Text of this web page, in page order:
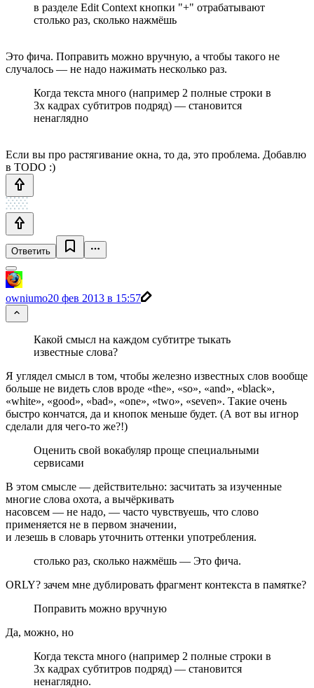
в разделе Edit Context кнопки "+" отрабатывают
столько раз, сколько нажмёшь
Это фича. Поправить можно вручную, а чтобы такого не
случалось — не надо нажимать несколько раз.
Когда текста много (например 2 полные строки в
3х кадрах субтитров подряд) — становится
ненаглядно
Если вы про растягивание окна, то да, это проблема. Добавлю
в TODO :)
Ответить
owniumo20 фев 2013 в 15:57
Какой смысл на каждом субтитре тыкать
известные слова?
Я углядел смысл в том, чтобы железно известных слов вообще
больше не видеть слов вроде «the», «so», «and», «black»,
«white», «good», «bad», «one», «two», «seven». Такие очень
быстро кончатся, да и кнопок меньше будет. (А вот вы игнор
сделали для чего-то же?!)
Оценить свой вокабуляр проще специальными
сервисами
В этом смысле — действительно: засчитать за изученные
многие слова охота, а вычёркивать
насовсем — не надо, — часто чувствуешь, что слово
применяется не в первом значении,
и лезешь в словарь уточнить оттенки употребления.
столько раз, сколько нажмёшь — Это фича.
ORLY? зачем мне дублировать фрагмент контекста в памятке?
Поправить можно вручную
Да, можно, но
Когда текста много (например 2 полные строки в
3х кадрах субтитров подряд) — становится
ненаглядно.